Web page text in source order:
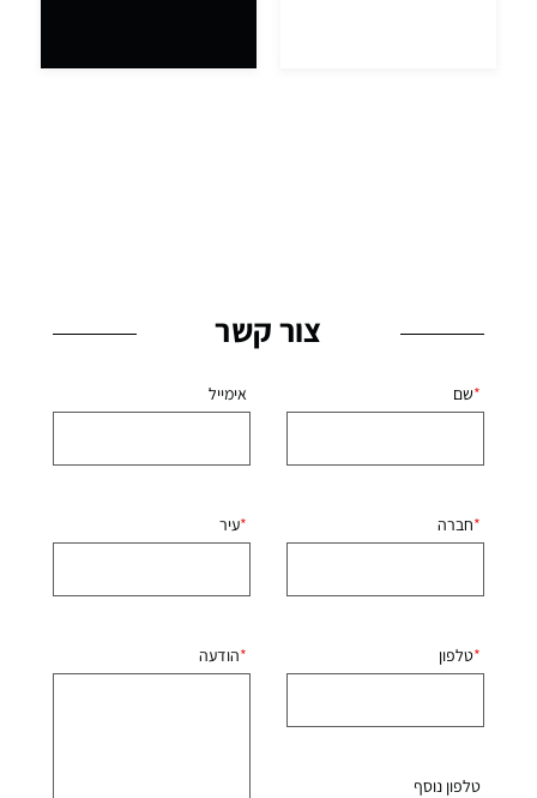
צור קשר
שם
חברה
טלפון
טלפון נוסף
אימייל
עיר
הודעה